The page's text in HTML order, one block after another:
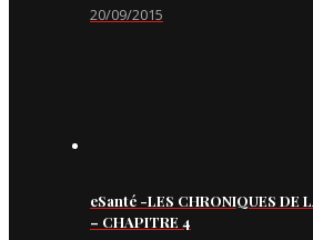
20/09/2015
eSanté -LES CHRONIQUES DE
– CHAPITRE 4